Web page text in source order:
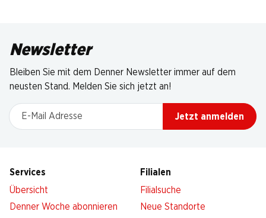
Newsletter
Bleiben Sie mit dem Denner Newsletter immer auf dem
neusten Stand. Melden Sie sich jetzt an!
E-Mail Adresse
Jetzt anmelden
Services
Übersicht
Denner Woche abonnieren
Filialen
Filialsuche
Neue Standorte